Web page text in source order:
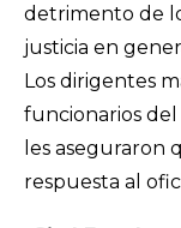
detrimento de
justicia en
Los dirigentes
funcionarios
les aseguraron
respuesta al